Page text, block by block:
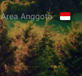
Area Anggota